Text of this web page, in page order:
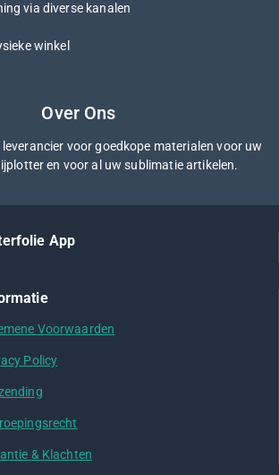
via diverse kanalen
winkel
Over Ons
voor goedkope materialen voor uw
en voor al uw sublimatie artikelen.
App
Voorwaarden
Policy
& Klachten